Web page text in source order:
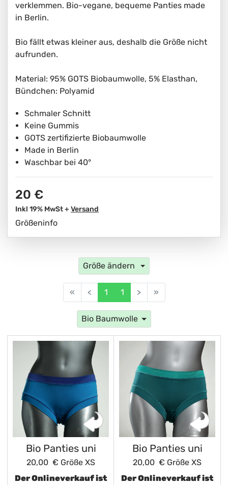
verklemmen. Bio-vegane, bequeme Panties made
in Berlin.
Bio fällt etwas kleiner aus, deshalb die Größe nicht
aufrunden.
Material: 95% GOTS Biobaumwolle, 5% Elasthan,
Bündchen: Polyamid
Schmaler Schnitt
Keine Gummis
GOTS zertifizierte Biobaumwolle
Made in Berlin
Waschbar bei 40°
20 €
Inkl 19% MwSt + Versand
Größeninfo
Größe ändern
« < 1 1 > »
Bio Baumwolle
Bio Panties uni
20,00 € Größe XS
Der Onlineverkauf ist
Bio Panties uni
20,00 € Größe XS
Der Onlineverkauf ist